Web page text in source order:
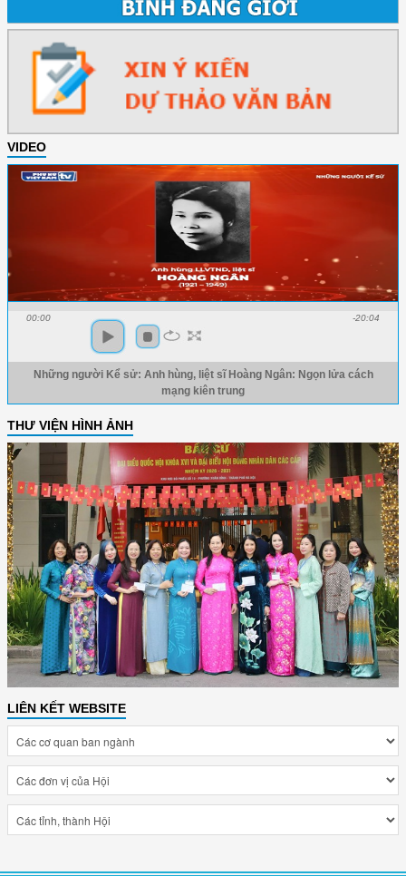
VIDEO
00:00 -20:04
Những người Kể sử: Anh hùng, liệt sĩ Hoàng Ngân: Ngọn lửa cách
mạng kiên trung
THƯ VIỆN HÌNH ẢNH
LIÊN KẾT WEBSITE